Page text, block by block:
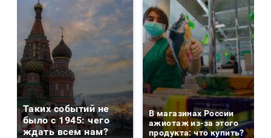
Таких событий не
было с 1945: чего
ждать всем нам?
В магазинах России
ажиотаж из-за этого
продукта: что купить?